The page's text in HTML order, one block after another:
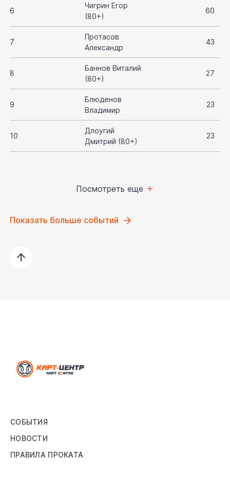
6
Чигрин Егор
(80+)
60
7
Протасов
Александр
43
8
Баннов Виталий
(80+)
27
9
Блюденов
Владимир
23
10
Длоугий
Дмитрий (80+)
23
Посмотреть еще
Показать больше событий
СОБЫТИЯ
НОВОСТИ
ПРАВИЛА ПРОКАТА